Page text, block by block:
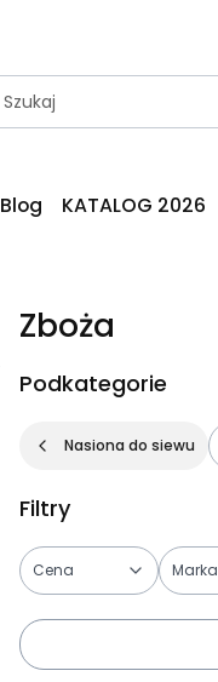
Blog KATALOG 2026
Zboża
Podkategorie
Nasiona do siewu
Filtry
Cena Marka
Koniec filtrów